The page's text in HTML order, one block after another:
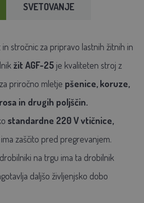
SVETOVANJE
stročnic za pripravo lastnih žitnih in
žit AGF-25 je kvaliteten stroj z
za priročno mletje pšenice, koruze,
in drugih poljščin.
standardne 220 V vtičnice,
zaščito pred pregrevanjem.
na trgu ima ta drobilnik
daljšo življenjsko dobo